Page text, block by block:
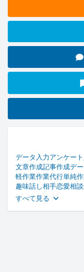
データ入力アンケー
文章作成記事作成デ
軽作業作業代行単純
趣味話し相手恋愛相談
すべて見る